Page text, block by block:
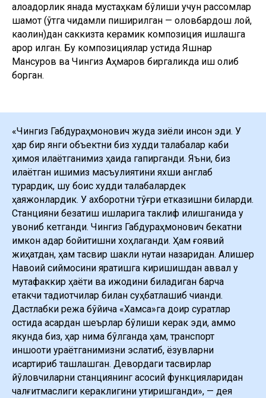
алоқадорлик янада мустаҳкам бўлиши учун рассомлар
шамот (ўтга чидамли пиширилган — оловбардош лой,
каолин)дан саккизта керамик композиция ишлашга
қарор қилган. Бу композициялар устида Яшнар
Мансуров ва Чингиз Аҳмаров биргаликда иш олиб
борган.
«Чингиз Габдураҳмонович жуда зиёли инсон эди. У
ҳар бир янги объектни биз худди талабалар каби
ҳимоя қилаётганимиз ҳақида гапирганди. Яъни, биз
қилаётган ишимиз масъулиятини яхши англаб
турардик, шу боис худди талабалардек
ҳаяжонлардик. У ахборотни тўғри етказишни биларди.
Станцияни безатиш ишларига таклиф қилишганида у
қувониб кетганди. Чингиз Габдураҳмонович бекатни
имкон қадар бойитишни хоҳлаганди. Ҳам ғоявий
жиҳатдан, ҳам тасвир шакли нуқтаи назаридан. Алишер
Навоий сиймосини яратишга киришишдан аввал у
мутафаккир ҳаёти ва ижодини биладиган барча
етакчи тадқиқотчилар билан суҳбатлашиб чиққанди.
Дастлабки режа бўйича «Хамса»га доир суратлар
остида асардан шеърлар бўлиши керак эди, аммо
якунда биз, ҳар нима бўлганда ҳам, транспорт
иншооти қураётганимизни эслатиб, ёзувларни
қисқартириб ташлашган. Девордаги тасвирлар
йўловчиларни станциянинг асосий функцияларидан
чалғитмаслиги кераклигини уқтиришганди», — дея